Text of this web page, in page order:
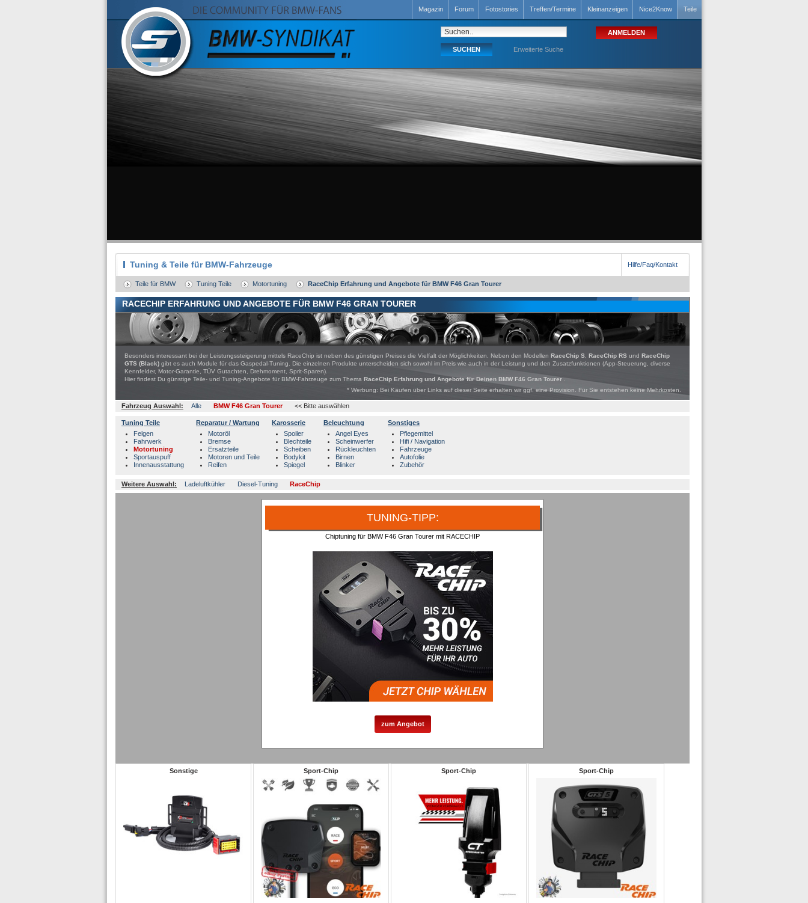
Magazin Forum Fotostories Treffen/Termine Kleinanzeigen Nice2Know Teile
Erweiterte Suche
Tuning & Teile für BMW-Fahrzeuge Hilfe/Faq/Kontakt
Teile für BMW Tuning Teile Motortuning RaceChip Erfahrung und Angebote für BMW F46 Gran Tourer
RACECHIP ERFAHRUNG UND ANGEBOTE FÜR BMW F46 GRAN TOURER
Besonders interessant bei der Leistungssteigerung mittels RaceChip ist neben des günstigen Preises die Vielfalt der Möglichkeiten. Neben den Modellen RaceChip S RaceChip RS und RaceChip
GTS (Black) gibt es auch Module für das Gaspedal-Tuning. Die einzelnen Produkte unterscheiden sich sowohl im Preis wie auch in der Leistung und den Zusatzfunktionen (App-Steuerung, diverse
Kennfelder, Motor-Garantie, TÜV Gutachten, Drehmoment, Sprit-Sparen).
Hier findest Du günstige Teile- und Tuning-Angebote für BMW-Fahrzeuge zum Thema RaceChip Erfahrung und Angebote für Deinen BMW F46 Gran Tourer.
* Werbung: Bei Käufen über Links auf dieser Seite erhalten wir ggf. eine Provision. Für Sie entstehen keine Mehrkosten.
Fahrzeug Auswahl: Alle BMW F46 Gran Tourer << Bitte auswählen
Tuning Teile
Felgen
Fahrwerk
Motortuning
Sportauspuff
Innenausstattung
Reparatur / Wartung
Motoröl
Bremse
Ersatzteile
Motoren und Teile
Reifen
Karosserie
Spoiler
Blechteile
Scheiben
Bodykit
Spiegel
Beleuchtung
Angel Eyes
Scheinwerfer
Rückleuchten
Birnen
Blinker
Sonstiges
Pflegemittel
Hifi / Navigation
Fahrzeuge
Autofolie
Zubehör
Weitere Auswahl: Ladeluftkühler Diesel-Tuning RaceChip
TUNING-TIPP:
Chiptuning für BMW F46 Gran Tourer mit RACECHIP
zum Angebot
Sonstige Sport-Chip Sport-Chip Sport-Chip